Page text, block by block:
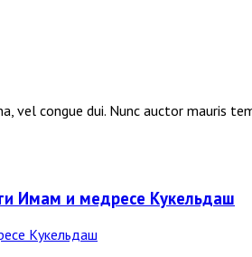
congue dui. Nunc auctor mauris
Имам и медресе Кукельдаш